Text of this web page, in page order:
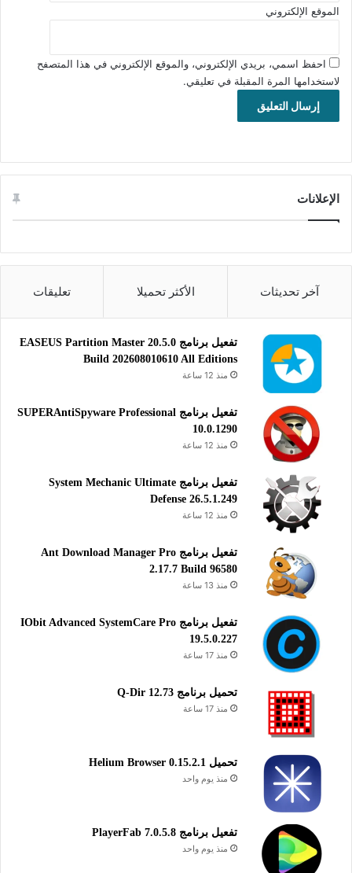
الموقع الإلكتروني
احفظ اسمي، بريدي الإلكتروني، والموقع الإلكتروني في هذا المتصفح
لاستخدامها المرة المقبلة في تعليقي.
الإعلانات
آخر تحديثات الأكثر تحميلا تعليقات
تفعيل برنامج EASEUS Partition Master 20.5.0
Build 202608010610 All Editions
منذ 12 ساعة
تفعيل برنامج SUPERAntiSpyware Professional
10.0.1290
منذ 12 ساعة
تفعيل برنامج System Mechanic Ultimate
Defense 26.5.1.249
منذ 12 ساعة
تفعيل برنامج Ant Download Manager Pro
2.17.7 Build 96580
منذ 13 ساعة
تفعيل برنامج IObit Advanced SystemCare Pro
19.5.0.227
منذ 17 ساعة
تحميل برنامج Q-Dir 12.73
منذ 17 ساعة
تحميل Helium Browser 0.15.2.1
منذ يوم واحد
تفعيل برنامج PlayerFab 7.0.5.8
منذ يوم واحد